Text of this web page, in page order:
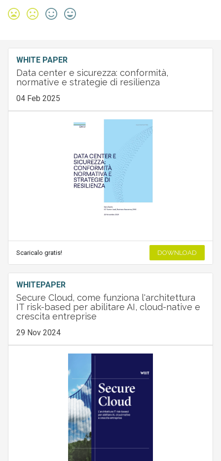
WHITE PAPER
Data center e sicurezza: conformità,
normative e strategie di resilienza
04 Feb 2025
Scaricalo gratis! DOWNLOAD
WHITEPAPER
Secure Cloud, come funziona l'architettura
IT risk-based per abilitare AI, cloud-native e
crescita entreprise
29 Nov 2024